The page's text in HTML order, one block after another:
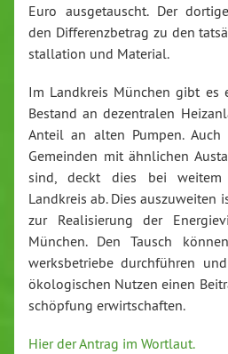
Euro aus­ge­tauscht. Der
den Dif­fe­renz­be­trag zu den
stal­la­ti­on und Material.
Im Landkreis München gibt es
Bestand an de­zen­tra­len
Anteil an alten Pumpen.
Gemeinden mit ähnlichen
sind, deckt dies bei
Landkreis ab. Dies aus­zu­wei­ten
zur Rea­li­sie­rung der
München. Den Tausch
werks­be­trie­be durch­füh­ren
öko­lo­gi­schen Nutzen einen
schöp­fung er­wirt­schaf­ten.
Hier der Antrag im Wortlaut.